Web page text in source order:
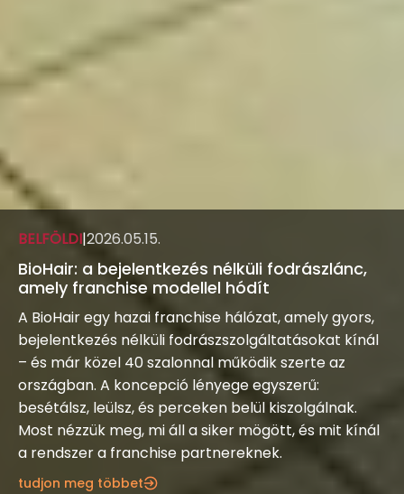
BELFÖLDI|2026.05.15.
BioHair: a bejelentkezés nélküli fodrászlánc,
amely franchise modellel hódít
A BioHair egy hazai franchise hálózat, amely gyors,
bejelentkezés nélküli fodrászszolgáltatásokat kínál
– és már közel 40 szalonnal működik szerte az
országban. A koncepció lényege egyszerű:
besétálsz, leülsz, és perceken belül kiszolgálnak.
Most nézzük meg, mi áll a siker mögött, és mit kínál
a rendszer a franchise partnereknek.
tudjon meg többet